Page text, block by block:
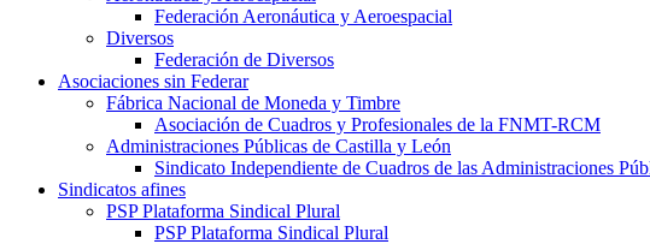
Federación Aeronáutica y Aeroespacial
Diversos
Federación de Diversos
Asociaciones sin Federar
Fábrica Nacional de Moneda y Timbre
Asociación de Cuadros y Profesionales de la FNMT-RCM
Administraciones Públicas de Castilla y León
Sindicato Independiente de Cuadros de las Administraciones
Sindicatos afines
PSP Plataforma Sindical Plural
PSP Plataforma Sindical Plural